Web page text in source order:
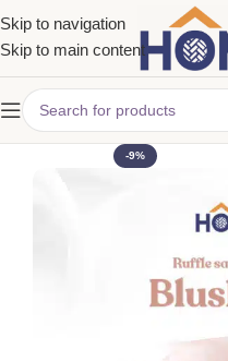
Skip to navigation
Skip to main content
-9%